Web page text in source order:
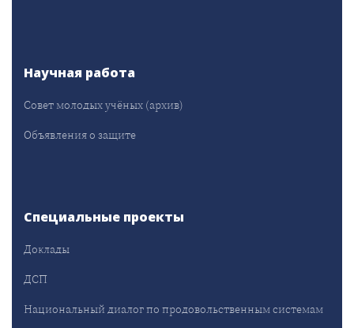
Научная работа
Совет молодых учёных (архив)
Объявления о защите
Специальные проекты
Доклады
ДСП
Национальный диалог по продовольственным системам